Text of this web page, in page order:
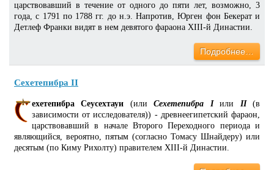
царствовавший в течение от одного до пяти лет, возможно, 3
года, с 1791 по 1788 гг. до н.э. Напротив, Юрген фон Бекерат и
Детлеф Франки видят в нем девятого фараона XIII-й Династии.
Подробнее…
Сехетепибра II
ехетепибра Сеусехтауи (илиСехетепибра Iили II(в
зависимости от исследователя)) - древнеегипетский фараон,
царствовавший в начале Второго Переходного периода и
являющийся, вероятно, пятым (согласно Томасу Шнайдеру) или
десятым (по Киму Рихолту) правителем XIII-й Династии.